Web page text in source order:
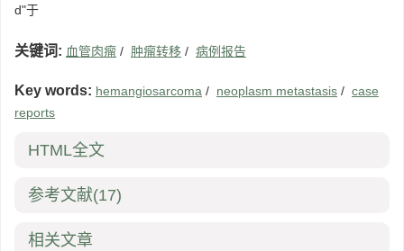
d"于
关键词: 血管肉瘤 / 肿瘤转移 / 病例报告
Key words: hemangiosarcoma / neoplasm metastasis / case
reports
HTML全文
参考文献(17)
相关文章